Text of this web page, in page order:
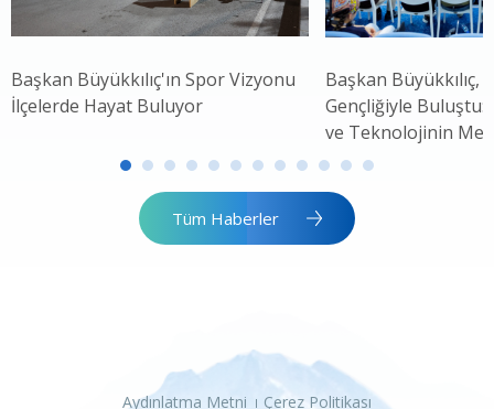
Başkan Büyükkılıç'ın Spor Vizyonu
İlçelerde Hayat Buluyor
Başkan Büyükkılıç,
Gençliğiyle Buluştu:
ve Teknolojinin
Tüm Haberler
Aydınlatma Metni Çerez Politikası